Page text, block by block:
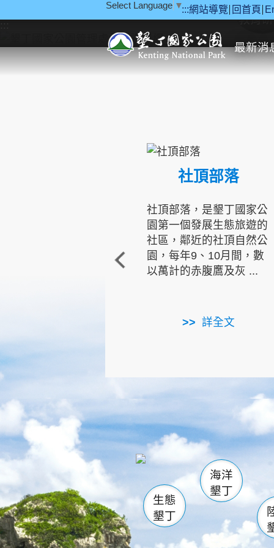
:::網站導覽 回首頁
Select Language ▼
最新消
::: 教育
社頂部落
社頂部落，是墾丁國家公
園第一個發展生態旅遊的
社區，鄰近的社頂自然公
園，每年9、10月間，數
以萬計的赤腹鷹及灰 ...
詳全文
龜山 海生館
恆春
龍鑾潭自
瓊麻館
關山
白砂
生態
墾丁
海洋
墾丁